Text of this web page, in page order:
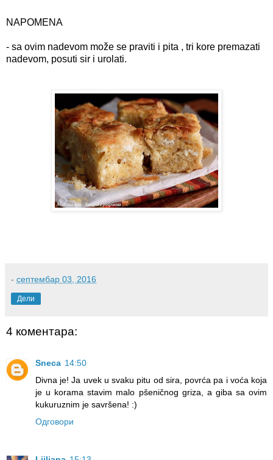
NAPOMENA
- sa ovim nadevom može se praviti i pita , tri kore premazati
nadevom, posuti sir i urolati.
- септембар 03, 2016
Дели
4 коментара:
Sneca 14:50
Divna je! Ja uvek u svaku pitu od sira, povrća pa i voća koja
je u korama stavim malo pšeničnog griza, a giba sa ovim
kukuruznim je savršena! :)
Одговори